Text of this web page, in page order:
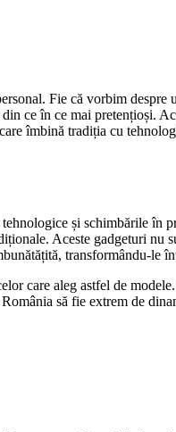
Fie că vorbim
ce în ce mai pretențioși.
îmbină tradiția cu
și schimbările în
Aceste gadgeturi nu
transformându-le
care aleg astfel de
să fie extrem de